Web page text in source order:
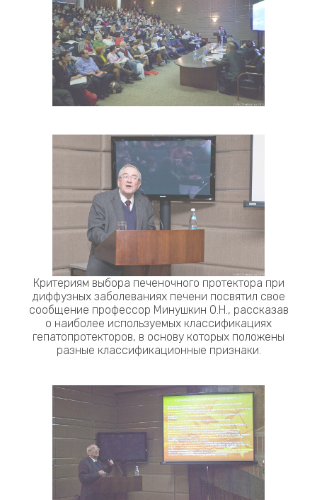
Критериям выбора печеночного протектора при
диффузных заболеваниях печени посвятил свое
сообщение профессор Минушкин О.Н., рассказав
о наиболее используемых классификациях
гепатопротекторов, в основу которых положены
разные классификационные признаки.